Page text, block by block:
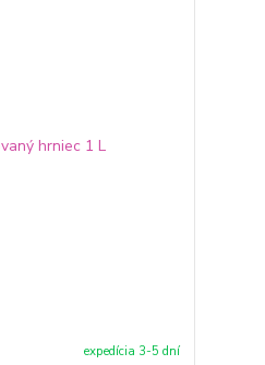
expedícia 3-5 dní